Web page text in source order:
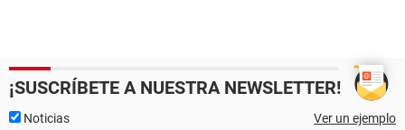
¡SUSCRÍBETE A NUESTRA NEWSLETTER!
Noticias Ver un ejemplo